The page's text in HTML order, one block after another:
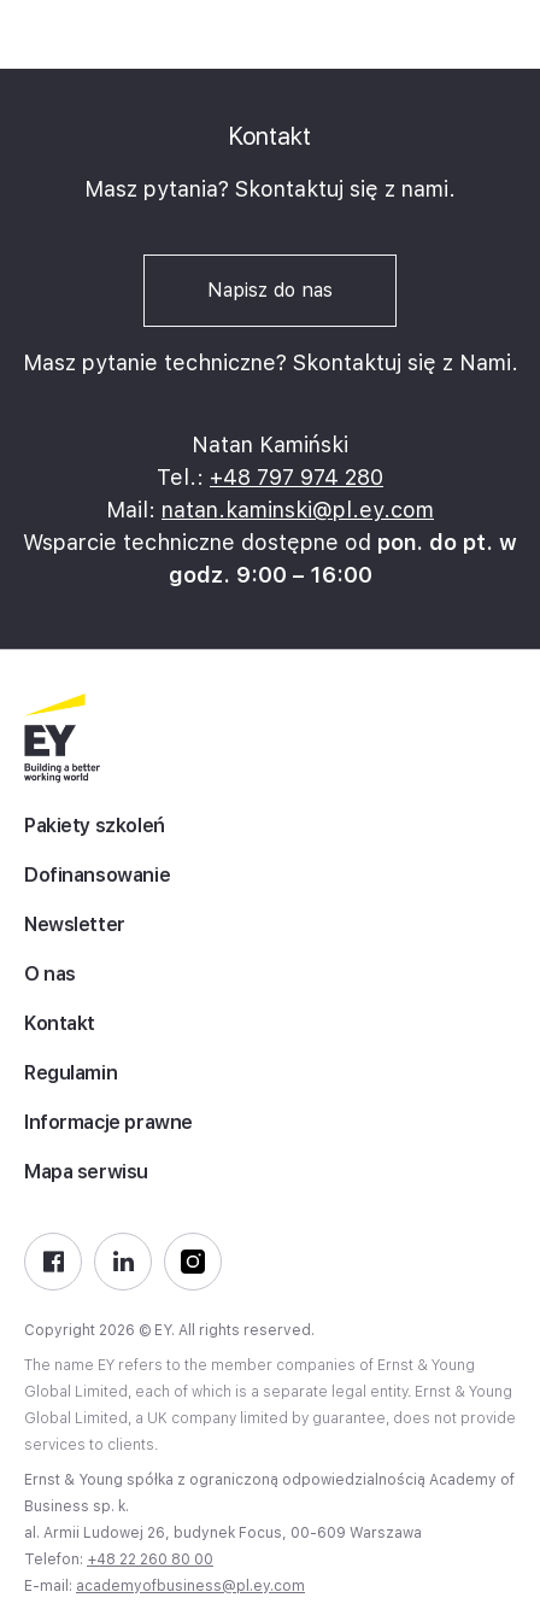
wspólny język z osobami odpowiedzialnymi za
Kontakt
Masz pytania? Skontaktuj się z nami.
Napisz do nas
Masz pytanie techniczne? Skontaktuj się z Nami.
Natan Kamiński
Tel.: +48 797 974 280
Mail: natan.kaminski@pl.ey.com
Wsparcie techniczne dostępne od pon. do pt. w
godz. 9:00 – 16:00
Pakiety szkoleń
Dofinansowanie
Newsletter
O nas
Kontakt
Regulamin
Informacje prawne
Mapa serwisu
Copyright 2026 © EY. All rights reserved.
The name EY refers to the member companies of Ernst & Young
Global Limited, each of which is a separate legal entity. Ernst & Young
Global Limited, a UK company limited by guarantee, does not provide
services to clients.
Ernst & Young spółka z ograniczoną odpowiedzialnością Academy of
Business sp. k.
al. Armii Ludowej 26, budynek Focus, 00-609 Warszawa
Telefon: +48 22 260 80 00
E-mail: academyofbusiness@pl.ey.com